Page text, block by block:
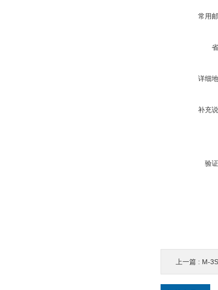
常用
详细
补充
验
上一篇 : M-